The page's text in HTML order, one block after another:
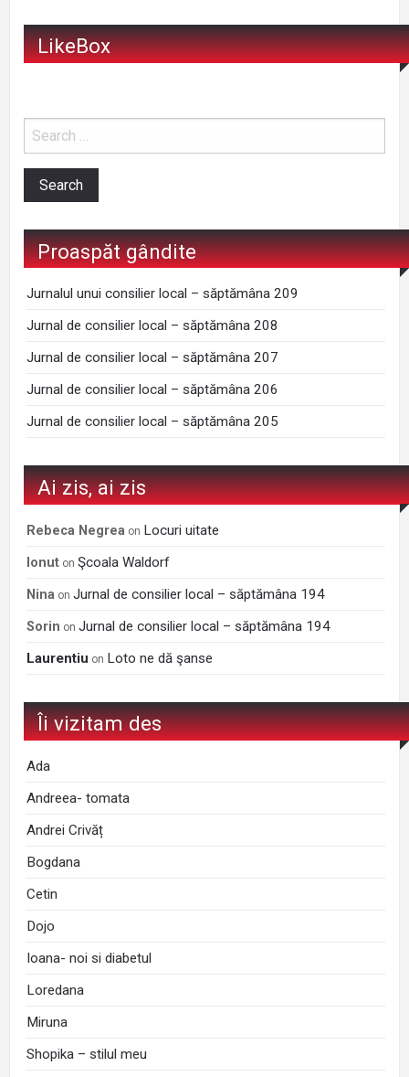
LikeBox
Proaspăt gândite
Jurnalul unui consilier local – săptămâna 209
Jurnal de consilier local – săptămâna 208
Jurnal de consilier local – săptămâna 207
Jurnal de consilier local – săptămâna 206
Jurnal de consilier local – săptămâna 205
Ai zis, ai zis
Rebeca Negrea on Locuri uitate
Ionut onŞcoala Waldorf
Nina onJurnal de consilier local – săptămâna 194
Sorin onJurnal de consilier local – săptămâna 194
Laurentiu on Loto ne dă şanse
Îi vizitam des
Ada
Andreea- tomata
Andrei Crivăț
Bogdana
Cetin
Dojo
Ioana- noi si diabetul
Loredana
Miruna
Shopika – stilul meu